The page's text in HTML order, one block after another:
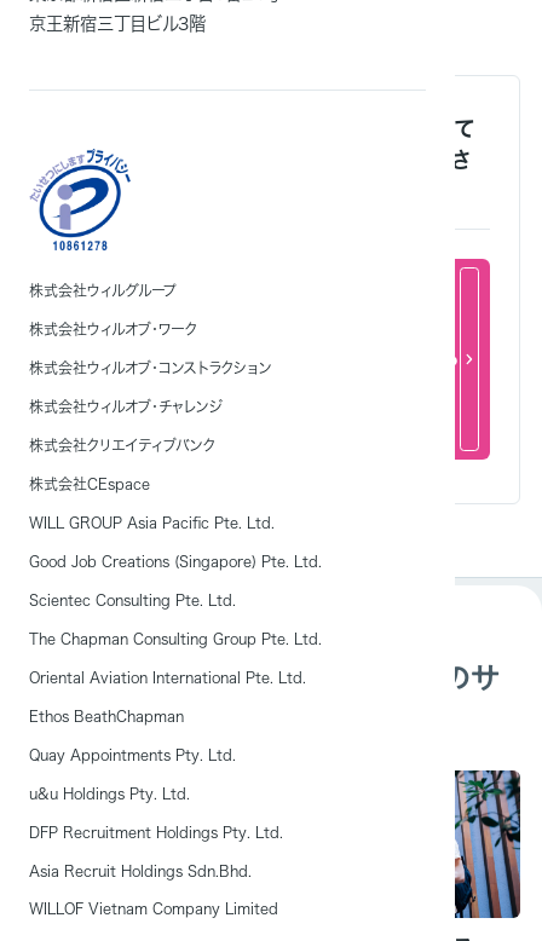
京王新宿三丁目ビル3階
株式会社ウィルグループ
株式会社ウィルオブ・ワーク
株式会社ウィルオブ・コンストラクション
株式会社ウィルオブ・チャレンジ
株式会社クリエイティブバンク
株式会社CEspace
WILL GROUP Asia Pacific Pte. Ltd.
Good Job Creations (Singapore) Pte. Ltd.
Scientec Consulting Pte. Ltd.
The Chapman Consulting Group Pte. Ltd.
Oriental Aviation International Pte. Ltd.
Ethos BeathChapman
Quay Appointments Pty. Ltd.
u&u Holdings Pty. Ltd.
DFP Recruitment Holdings Pty. Ltd.
Asia Recruit Holdings Sdn.Bhd.
WILLOF Vietnam Company Limited
外国人雇用に関するご相談を随時受け付けて
おります。まずはお気軽にお問い合わせくださ
い。
問い合わせをする
外国人雇用支援「JapanWork」のサ
ービス一覧